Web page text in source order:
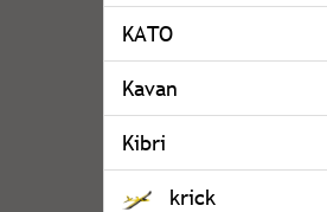
KATO
Kavan
Kibri
krick